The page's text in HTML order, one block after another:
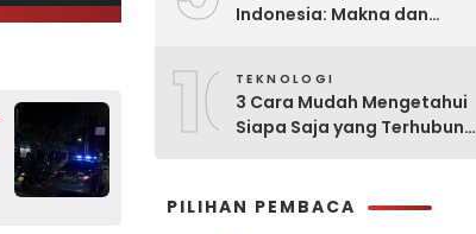
Indonesia: Makna dan
10TEKNOLOGI
3 Cara Mudah Mengetahui
Siapa Saja yang Terhubung
PILIHAN PEMBACA